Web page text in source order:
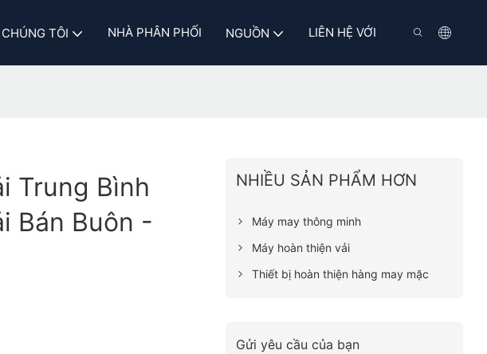
TÔI NHÀ PHÂN PHỐI NGUỒN LIÊN HỆ VỚI
Trung Bình
Bán Buôn -
NHIỀU SẢN PHẨM HƠN
Máy may thông minh
Máy hoàn thiện vải
Thiết bị hoàn thiện hàng may mặc
Gửi yêu cầu của bạn